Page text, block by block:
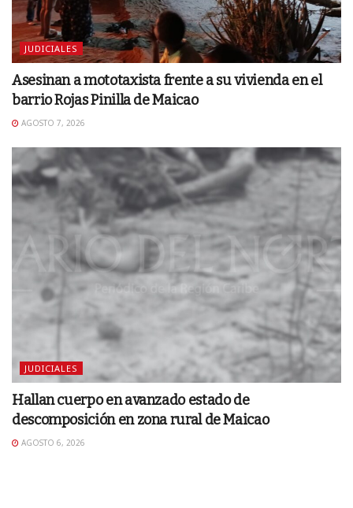
JUDICIALES
Asesinan a mototaxista frente a su vivienda en el
barrio Rojas Pinilla de Maicao
AGOSTO 7, 2026
JUDICIALES
Hallan cuerpo en avanzado estado de
descomposición en zona rural de Maicao
AGOSTO 6, 2026